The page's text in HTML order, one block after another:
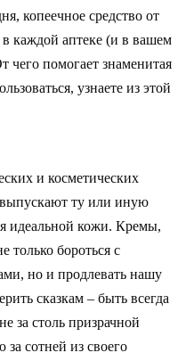
копеечное средство от
каждой аптеке (и в вашем
чего помогает знаменитая
узнаете из этой
и косметических
выпускают ту или иную
идеальной кожи. Кремы,
только бороться с
но и продлевать нашу
сказкам – быть всегда
за столь призрачной
сотней из своего